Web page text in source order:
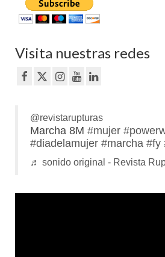
Visita nuestras redes
@revistarupturas
Marcha 8M #mujer
#diadelamujer #marcha #fy
♬ sonido original - Revista